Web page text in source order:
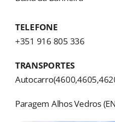
MEDIA
DOAÇÕES
Pesquisar
TELEFONE
+351 916 805 336
TRANSPORTES
Paragem Alhos Vedros